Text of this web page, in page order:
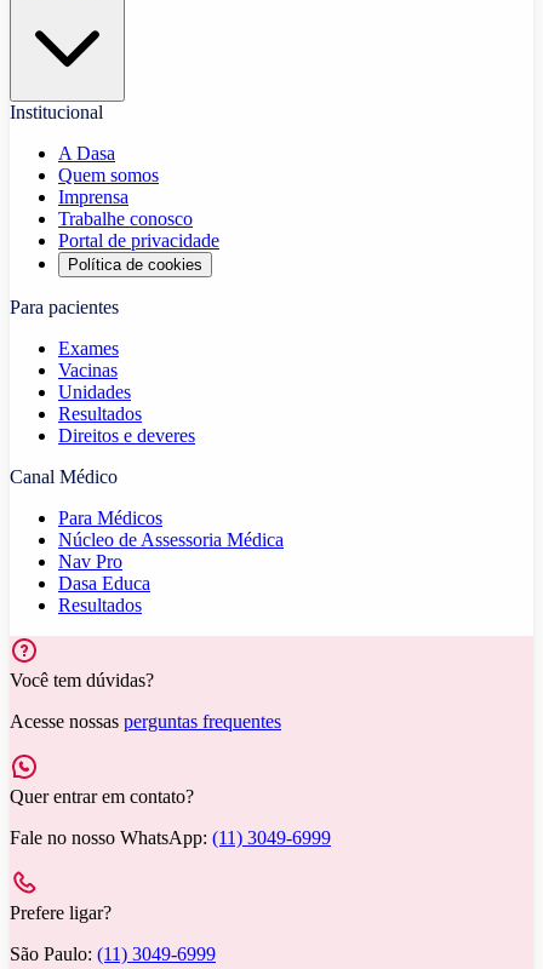
Institucional
A Dasa
Quem somos
Imprensa
Trabalhe conosco
Portal de privacidade
Política de cookies
Para pacientes
Exames
Vacinas
Unidades
Resultados
Direitos e deveres
Canal Médico
Para Médicos
Núcleo de Assessoria Médica
Nav Pro
Dasa Educa
Resultados
Você tem dúvidas?
Acesse nossas perguntas frequentes
Quer entrar em contato?
Fale no nosso WhatsApp: (11) 3049-6999
Prefere ligar?
São Paulo: (11) 3049-6999